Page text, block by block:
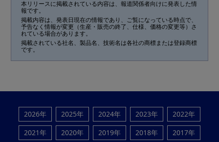
本リリースに掲載されている内容は、報道関係者向けに発表した情
報です。
掲載内容は、発表日現在の情報であり、ご覧になっている時点で、
予告なく情報が変更（生産・販売の終了、仕様、価格の変更等）さ
れている場合があります。
掲載されている社名、製品名、技術名は各社の商標または登録商標
です。
2026年 2025年 2024年 2023年
2022年
2021年
2020年 2019年 2018年
2017年